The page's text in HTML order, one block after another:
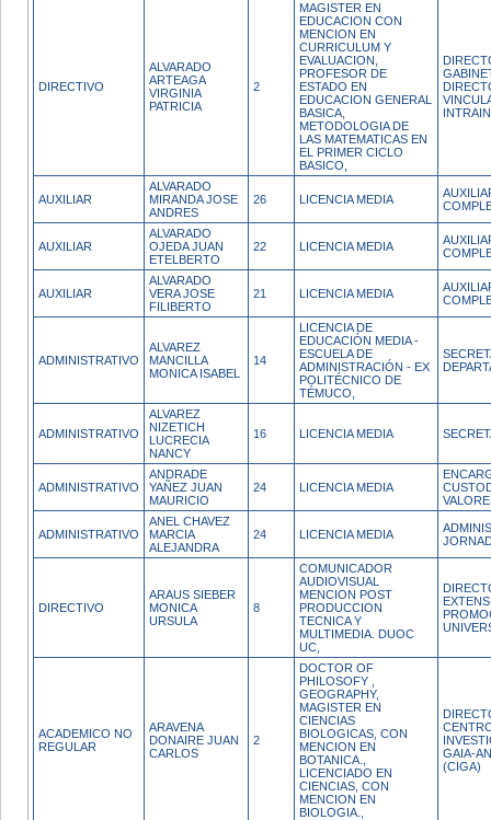
DIRECTIVO
ALVARADO
ARTEAGA
VIRGINIA
PATRICIA
2
MAGISTER EN
EDUCACION CON
MENCION EN
CURRICULUM Y
EVALUACION,
PROFESOR DE
ESTADO EN
EDUCACION GENERAL
BASICA,
METODOLOGIA DE
LAS MATEMATICAS EN
EL PRIMER CICLO
BASICO,
AUXILIAR
ALVARADO
MIRANDA JOSE
ANDRES
26 LICENCIA MEDIA
AUXILIAR
ALVARADO
OJEDA JUAN
ETELBERTO
22 LICENCIA MEDIA
AUXILIAR
ALVARADO
VERA JOSE
FILIBERTO
21 LICENCIA MEDIA
ADMINISTRATIVO
ALVAREZ
MANCILLA
MONICA ISABEL
14
LICENCIA DE
EDUCACIÓN MEDIA -
ESCUELA DE
ADMINISTRACIÓN - EX
POLITÉCNICO DE
TÉMUCO,
ADMINISTRATIVO
ALVAREZ
NIZETICH
LUCRECIA
NANCY
16 LICENCIA MEDIA
ADMINISTRATIVO
ANDRADE
YAÑEZ JUAN
MAURICIO
24 LICENCIA MEDIA
ADMINISTRATIVO
ANEL CHAVEZ
MARCIA
ALEJANDRA
24 LICENCIA MEDIA
DIRECTIVO
ARAUS SIEBER
MONICA
URSULA
8
COMUNICADOR
AUDIOVISUAL
MENCION POST
PRODUCCION
TECNICA Y
MULTIMEDIA. DUOC
UC,
ACADEMICO NO
REGULAR
ARAVENA
DONAIRE JUAN
CARLOS
2
DOCTOR OF
PHILOSOFY ,
GEOGRAPHY,
MAGISTER EN
CIENCIAS
BIOLOGICAS, CON
MENCION EN
BOTANICA.,
LICENCIADO EN
CIENCIAS, CON
MENCION EN
BIOLOGIA.,
GAIA-
(CIGA)